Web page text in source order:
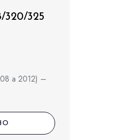
320/325
a 2012) –